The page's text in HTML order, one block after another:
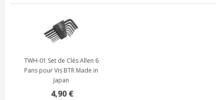
TWH-01 Set de Clés Allen 6
Pans pour Vis BTR Made in
Japan
4,90 €